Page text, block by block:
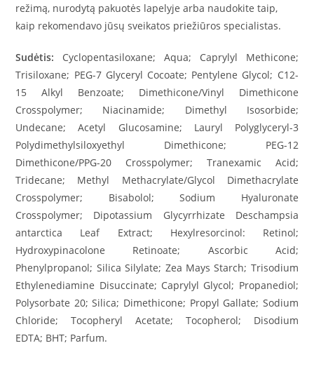
režimą, nurodytą pakuotės lapelyje arba naudokite taip,
kaip rekomendavo jūsų sveikatos priežiūros specialistas.
Sudėtis: Cyclopentasiloxane; Aqua; Caprylyl Methicone;
Trisiloxane; PEG-7 Glyceryl Cocoate; Pentylene Glycol; C12-
15 Alkyl Benzoate; Dimethicone/Vinyl Dimethicone
Crosspolymer; Niacinamide; Dimethyl Isosorbide;
Undecane; Acetyl Glucosamine; Lauryl Polyglyceryl-3
Polydimethylsiloxyethyl Dimethicone; PEG-12
Dimethicone/PPG-20 Crosspolymer; Tranexamic Acid;
Tridecane; Methyl Methacrylate/Glycol Dimethacrylate
Crosspolymer; Bisabolol; Sodium Hyaluronate
Crosspolymer; Dipotassium Glycyrrhizate Deschampsia
antarctica Leaf Extract; Hexylresorcinol: Retinol;
Hydroxypinacolone Retinoate; Ascorbic Acid;
Phenylpropanol; Silica Silylate; Zea Mays Starch; Trisodium
Ethylenediamine Disuccinate; Caprylyl Glycol; Propanediol;
Polysorbate 20; Silica; Dimethicone; Propyl Gallate; Sodium
Chloride; Tocopheryl Acetate; Tocopherol; Disodium
EDTA; BHT; Parfum.